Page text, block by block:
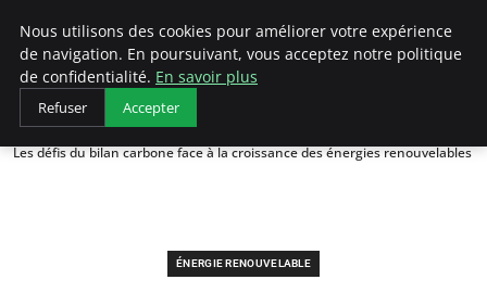
Arcticclimateemergency
Accueil
Énergie renouvelable
Les défis du bilan carbone face à la croissance des énergies renouvelables
ÉNERGIE RENOUVELABLE
Nous utilisons des cookies pour améliorer votre expérience
de navigation. En poursuivant, vous acceptez notre politique
de confidentialité. En savoir plus
Refuser Accepter